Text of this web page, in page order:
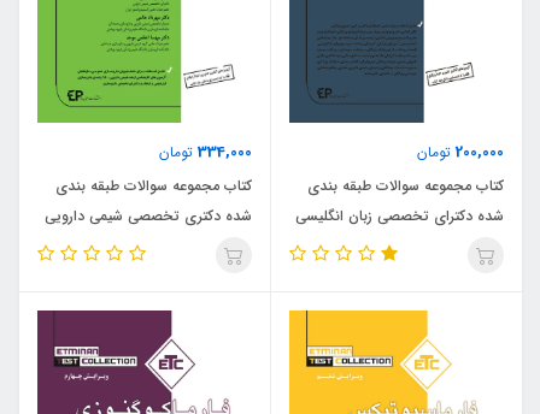
200,000 تومان
کتاب مجموعه سوالات طبقه بندی
شده دکترای تخصصی زبان انگلیسی
(نشر اطمینان راد)
334,000 تومان
کتاب مجموعه سوالات طبقه بندی
شده دکتری تخصصی شیمی دارویی
(نشر اطمینان راد)